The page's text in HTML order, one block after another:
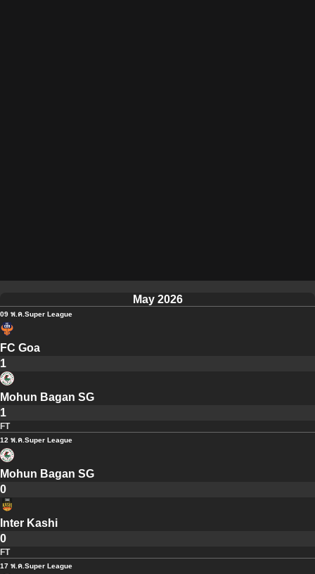
May 2026
09 พ.ค.Super League
FC Goa
1
Mohun Bagan SG
1
FT
12 พ.ค.Super League
Mohun Bagan SG
0
Inter Kashi
0
FT
17 พ.ค.Super League